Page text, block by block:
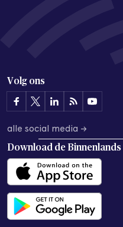
Volg ons
alle social media →
Download de